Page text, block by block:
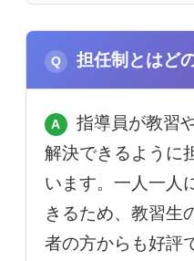
担任制とはど
指導員が教習
解決できるように
います。一人一人
きるため、教習生
者の方からも好評